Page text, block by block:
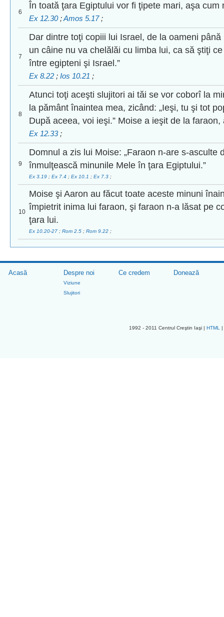
6
În toată ţara Egiptului vor fi ţipete mari, aşa cum
Ex 12.30 ;Amos 5.17 ;
7
Dar dintre toţi copiii lui Israel, de la oameni
un câine nu va chelălăi cu limba lui, ca să ştiţi
între egipteni şi Israel.”
Ex 8.22 ; Ios 10.21 ;
8
Atunci toţi aceşti slujitori ai tăi se vor coborî la
la pământ înaintea mea, zicând: „Ieşi, tu şi tot
După aceea, voi ieşi.” Moise a ieşit de la
Ex 12.33 ;
9
Domnul a zis lui Moise: „Faraon n-are s-asculte
înmulţească minunile Mele în ţara Egiptului.”
Ex 3.19 ; Ex 7.4 ; Ex 10.1 ; Ex 7.3 ;
10
Moise şi Aaron au făcut toate aceste minuni
împietrit inima lui faraon, şi faraon n-a lăsat pe
ţara lui.
Ex 10.20-27 ; Rom 2.5 ; Rom 9.22 ;
Acasă Despre noi
Viziune
Slujitori
Ce credem Donează
1992 - 2011 Centrul Creştin Iaşi |HTML